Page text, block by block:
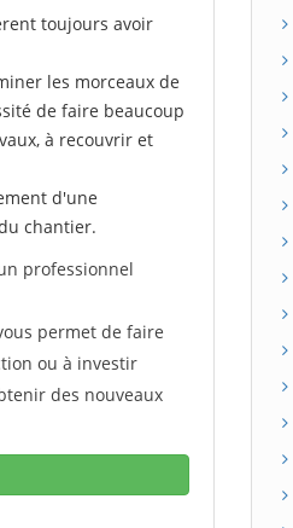
toujours avoir
les morceaux de
de faire beaucoup
à recouvrir et
d'une
chantier.
professionnel
permet de faire
ou à investir
des nouveaux